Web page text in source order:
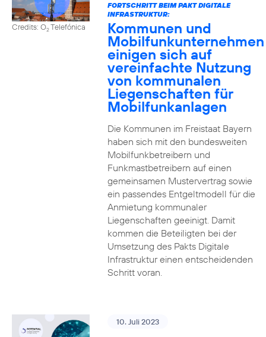
Credits: O2Telefónica
FORTSCHRITT BEIM PAKT DIGITALE
INFRASTRUKTUR:
Kommunen und
Mobilfunkunternehmen
einigen sich auf
vereinfachte Nutzung
von kommunalen
Liegenschaften für
Mobilfunkanlagen
Die Kommunen im Freistaat Bayern
haben sich mit den bundesweiten
Mobilfunkbetreibern und
Funkmastbetreibern auf einen
gemeinsamen Mustervertrag sowie
ein passendes Entgeltmodell für die
Anmietung kommunaler
Liegenschaften geeinigt. Damit
kommen die Beteiligten bei der
Umsetzung des Pakts Digitale
Infrastruktur einen entscheidenden
Schritt voran.
10. Juli 2023